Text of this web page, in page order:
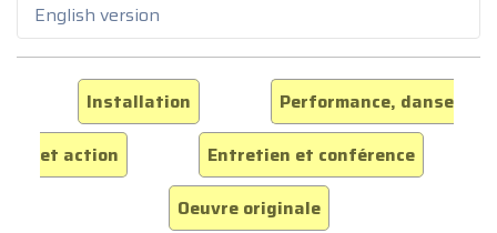
English version
Installation
Performance, danse
et action
Entretien et conférence
Oeuvre originale